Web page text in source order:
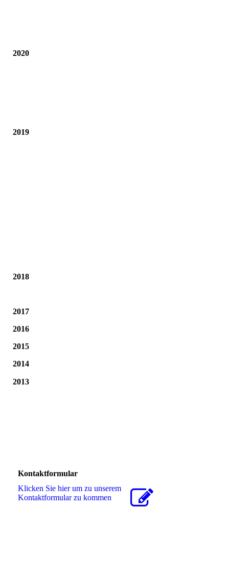
2020
2019
2018
2017
2016
2015
2014
2013
Kontaktformular
Klicken Sie hier um zu unserem
Kon­takt­for­mu­lar zu kommen